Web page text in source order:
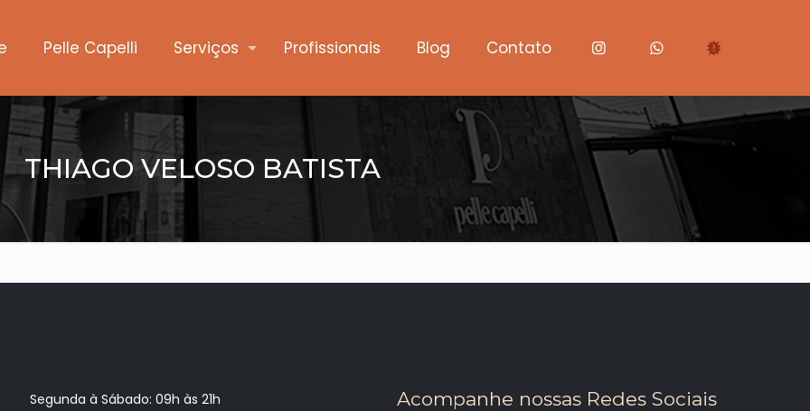
Pelle Capelli Serviços Profissionais Blog Contato
THIAGO VELOSO BATISTA
Segunda à Sábado: 09h às 21h
Acompanhe nossas Redes Sociais